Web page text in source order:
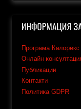
ИНФОРМАЦИЯ
Програма Калорекс
Онлайн
Публикации
Контакти
Политика GDPR